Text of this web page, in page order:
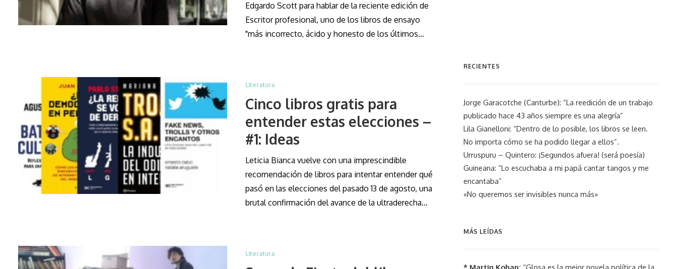
Edgardo Scott para hablar de la reciente edición de
Escritor profesional, uno de los libros de ensayo
"más incorrecto, ácido y honesto de los últimos…
Literatura
Cinco libros gratis para
entender estas elecciones –
#1: Ideas
Leticia Bianca vuelve con una imprescindible
recomendación de libros para intentar entender qué
pasó en las elecciones del pasado 13 de agosto, una
brutal confirmación del avance de la ultraderecha…
Literatura
RECIENTES
Jorge Garacotche (Canturbe): “La reedición de un trabajo
publicado hace 43 años siempre es una alegría”
Lila Gianelloni: “Dentro de lo posible, los libros se leen.
No importa cómo se ha podido llegar a ellos”.
Urruspuru – Quintero: ¡Segundos afuera! (será poesía)
Guineana: “Lo escuchaba a mi papá cantar tangos y me
encantaba”
«No queremos ser invisibles nunca más»
MÁS LEÍDAS